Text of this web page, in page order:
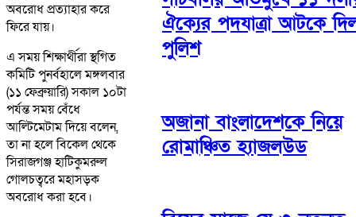
অবরোধ প্রত্যাহার করে
ফিরে যায়।
এ সময় শিক্ষার্থীরা স্থগিত
কমিটি পুনর্বহালে মঙ্গলবার
(১১ ফেব্রুয়ারি) সকাল ১০টা
পর্যন্ত সময় বেঁধে
আল্টিমেটাম দিয়ে বলেন,
তা না হলে বিকেল থেকে
সিরাজগঞ্জ হাটিকুমরুল
গোলচত্বরে মহাসড়ক
অবরোধ করা হবে।
ঐক্যের পদযাত্রা আটকে
পুলিশ
অজানা বাংলাদেশকে নিয়ে
রোমাঞ্চিত হ্যাজলউড